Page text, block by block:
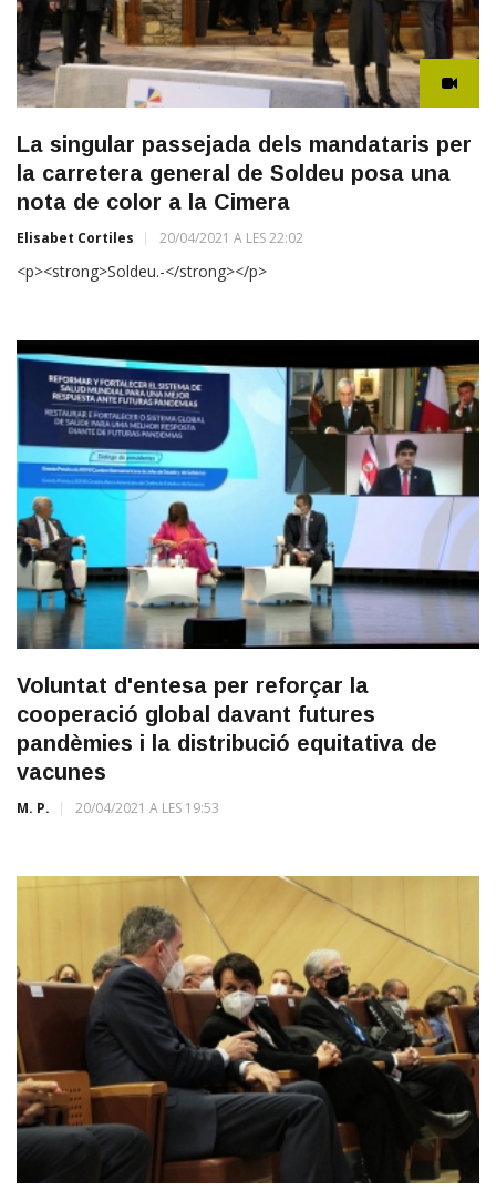
La singular passejada dels mandataris per
la carretera general de Soldeu posa una
nota de color a la Cimera
Elisabet Cortiles 20/04/2021 A LES 22:02
<p><strong>Soldeu.-</strong></p>
Voluntat d'entesa per reforçar la
cooperació global davant futures
pandèmies i la distribució equitativa de
vacunes
M. P. 20/04/2021 A LES 19:53